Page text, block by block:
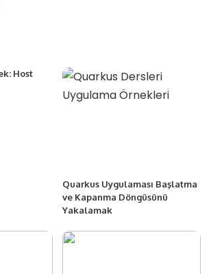
Host
Quarkus Uygulaması Başlatma
ve Kapanma Döngüsünü
Yakalamak